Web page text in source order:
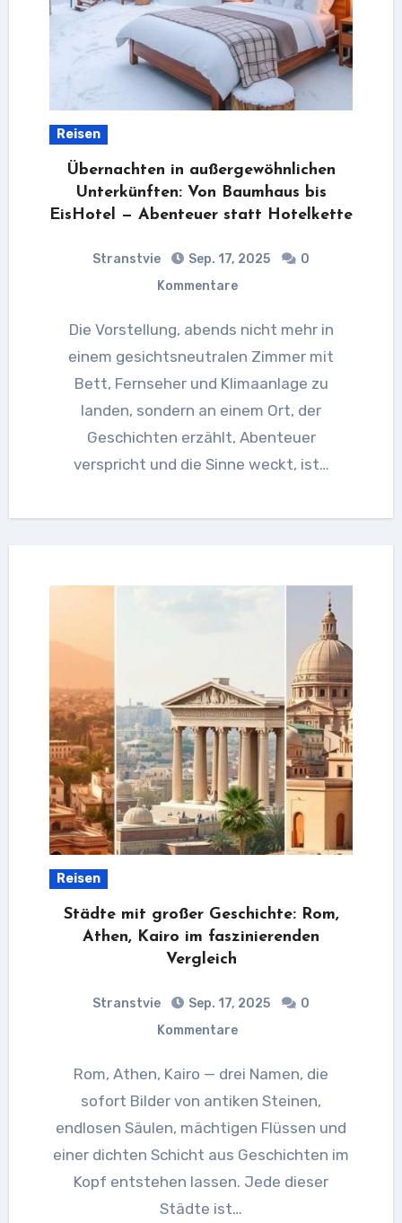
Reisen
Übernachten in außergewöhnlichen
Unterkünften: Von Baumhaus bis
EisHotel — Abenteuer statt Hotelkette
Stranstvie Sep. 17, 2025
0
Kommentare
Die Vorstellung, abends nicht mehr in
einem gesichtsneutralen Zimmer mit
Bett, Fernseher und Klimaanlage zu
landen, sondern an einem Ort, der
Geschichten erzählt, Abenteuer
verspricht und die Sinne weckt, ist…
Reisen
Städte mit großer Geschichte: Rom,
Athen, Kairo im faszinierenden
Vergleich
Stranstvie Sep. 17, 2025
0
Kommentare
Rom, Athen, Kairo — drei Namen, die
sofort Bilder von antiken Steinen,
endlosen Säulen, mächtigen Flüssen und
einer dichten Schicht aus Geschichten im
Kopf entstehen lassen. Jede dieser
Städte ist…